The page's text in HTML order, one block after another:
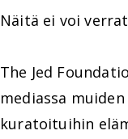
Näitä ei voi
The Jed
mediassa
kuratoituihin